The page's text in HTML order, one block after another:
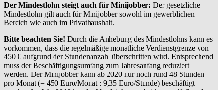
Der Mindestlohn steigt auch für Minijobber: Der gesetzliche
Mindestlohn gilt auch für Minijobber sowohl im gewerblichen
Bereich wie auch im Privathaushalt.
Bitte beachten Sie! Durch die Anhebung des Mindestlohns kann es
vorkommen, dass die regelmäßige monatliche Verdienstgrenze von
450 € aufgrund der Stundenanzahl überschritten wird. Entsprechend
muss der Beschäftigungsumfang zum Jahresanfang reduziert
werden. Der Minijobber kann ab 2020 nur noch rund 48 Stunden
pro Monat (= 450 Euro/Monat : 9,35 Euro/Stunde) beschäftigt